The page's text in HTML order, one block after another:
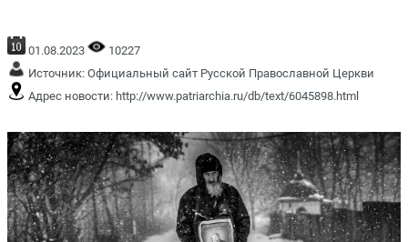
01.08.2023
10227
Источник: Официальный сайт Русской Православной Церкви
Адрес новости: http://www.patriarchia.ru/db/text/6045898.html